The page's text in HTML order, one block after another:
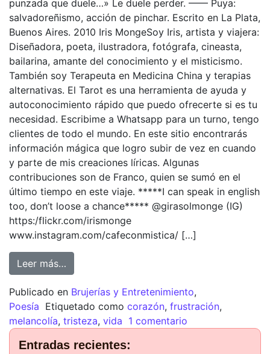
punzada que duele…» Le duele perder. —— Puya:
salvadoreñismo, acción de pinchar. Escrito en La Plata,
Buenos Aires. 2010 Iris MongeSoy Iris, artista y viajera:
Diseñadora, poeta, ilustradora, fotógrafa, cineasta,
bailarina, amante del conocimiento y el misticismo.
También soy Terapeuta en Medicina China y terapias
alternativas. El Tarot es una herramienta de ayuda y
autoconocimiento rápido que puedo ofrecerte si es tu
necesidad. Escribime a Whatsapp para un turno, tengo
clientes de todo el mundo. En este sitio encontrarás
información mágica que logro subir de vez en cuando
y parte de mis creaciones líricas. Algunas
contribuciones son de Franco, quien se sumó en el
último tiempo en este viaje. *****I can speak in english
too, don’t loose a chance***** @girasolmonge (IG)
https:/flickr.com/irismonge
www.instagram.com/cafeconmistica/ […]
Leer más…
Publicado en Brujerías y Entretenimiento,
Poesía Etiquetado como corazón, frustración,
melancolía, tristeza, vida 1 comentario
Entradas recientes: